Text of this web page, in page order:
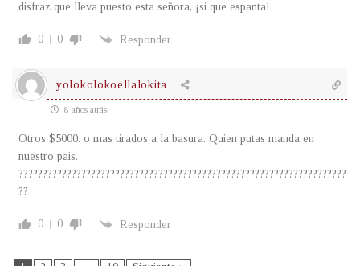
disfraz que lleva puesto esta señora, ¡si que espanta!
0 0 Responder
yolokolokoellalokita
8 años atrás
Otros $5000. o mas tirados a la basura. Quien putas manda en
nuestro pais.
????????????????????????????????????????????????????????????????????
??
0 0 Responder